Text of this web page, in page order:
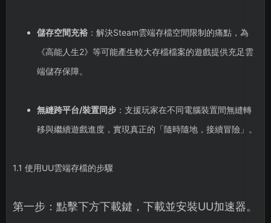
儲存空間充裕：解決Steam雲端存檔空間限制的痛點，為
《高能人生2》等可能產生較大存檔檔案的遊戲提供充足雲
端儲存保障。
無縫跨平台/裝置同步：支援玩家在不同電腦裝置間無縫轉
移與繼續遊戲進度，實現真正的「隨時隨地，接續冒險」。
1.1 使用UU雲端存檔的步驟
第一步：點擊下方下載鍵，下載並安裝UU加速器。